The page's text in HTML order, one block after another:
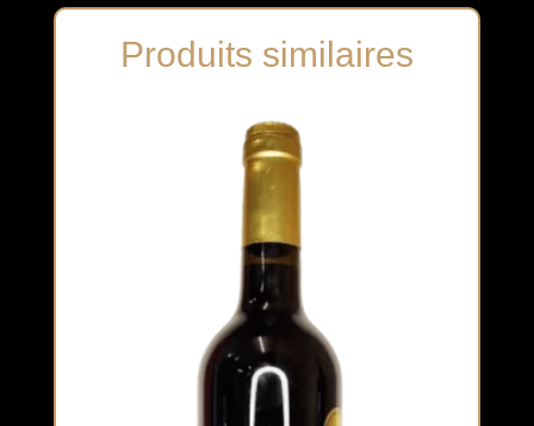
Produits similaires